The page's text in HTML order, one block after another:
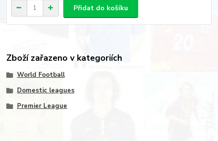
Přidat do košíku
Zboží zařazeno v kategoriích
World Football
Domestic leagues
Premier League